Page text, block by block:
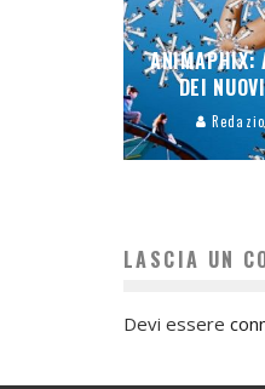
ANIMAPHIX:
DEI
LASCIA UN
Devi essere